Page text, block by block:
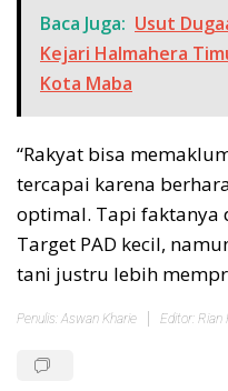
Baca Juga: Usut
Kejari Halmahera
Kota Maba
“Rakyat bisa
tercapai karena
optimal. Tapi faktanya
Target PAD kecil,
tani justru lebih
Penulis: Aswan Kharie Editor: Rian